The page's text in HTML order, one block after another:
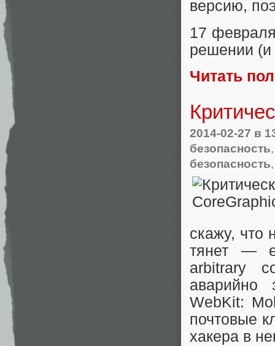
версию,
17
решении (и
Читать
2014-02-27 в
безопасность
безопасность
скажу, что
тянет —
arbitrary
аварийно
WebKit:
почтовые
хакера в